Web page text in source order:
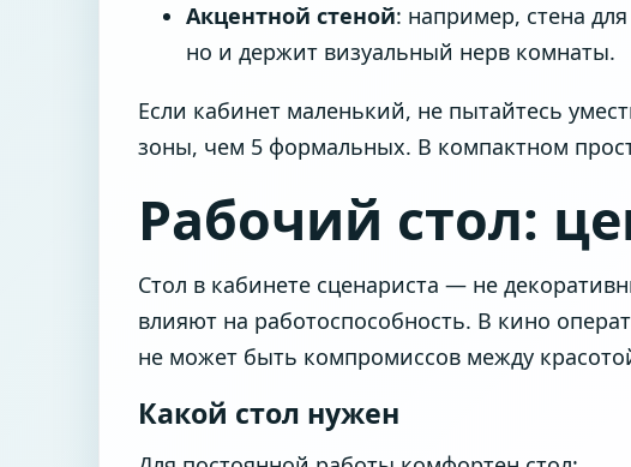
Акцентной стеной: например, стена
но и держит визуальный нерв комнаты.
Если кабинет маленький, не пытайтесь
зоны, чем 5 формальных. В компактном
Рабочий стол:
Стол в кабинете сценариста — не
влияют на работоспособность. В кино
не может быть компромиссов между
Какой стол нужен